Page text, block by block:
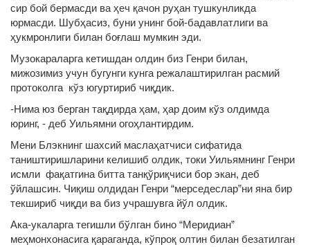
сир бой бермасди ва ҳеч қачон руҳан тушкунликда
юрмасди. Шубҳасиз, буни унинг бой-бадавлатлиги ва
ҳукмронлиги билан боғлаш мумкин эди.
Музокараларга кетишдан олдин биз Генри билан,
мижозимиз учун бугунги кунга режалаштирилган расмий
протоколга кўз югуртириб чиқдик.
-Нима юз берган тақдирда ҳам, ҳар доим кўз олдимда
юринг, - деб Уильямни огоҳлантирдим.
Мени Блэкнинг шахсий маслаҳатчиси сифатида
таништиришларини келишиб олдик, токи Уильямнинг Генри
исмли фақатгина битта танқўриқчиси бор экан, деб
ўйлашсин. Чиқиш олдидан Генри “мерседеслар”ни яна бир
текшириб чиқди ва биз учрашувга йўл олдик.
Ака-укаларга тегишли бўлган бино “Меридиан”
меҳмонхонасига қараганда, кўпроқ олтин билан безатилган